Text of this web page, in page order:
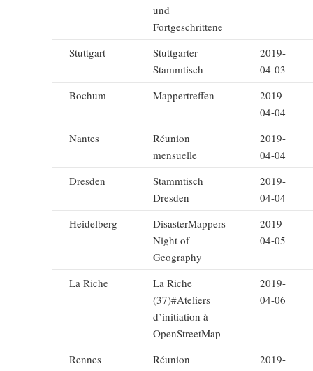
und
Fortgeschrittene
Stuttgart
Stuttgarter
Stammtisch
2019-
04-03
Bochum
Mappertreffen
2019-
04-04
Nantes
Réunion
mensuelle
2019-
04-04
Dresden
Stammtisch
Dresden
2019-
04-04
Heidelberg
DisasterMappers
Night of
Geography
2019-
04-05
La Riche
La Riche
(37)#Ateliers
d’initiation à
OpenStreetMap
2019-
04-06
Rennes
Réunion
2019-